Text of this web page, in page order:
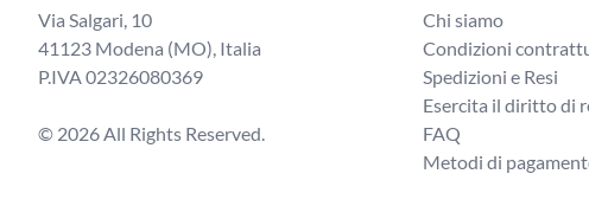
Via Salgari, 10
41123 Modena (MO), Italia
P.IVA 02326080369
© 2026 All Rights Reserved.
Chi siamo
Condizioni
Spedizioni e Resi
Esercita il diritto di
FAQ
Metodi di